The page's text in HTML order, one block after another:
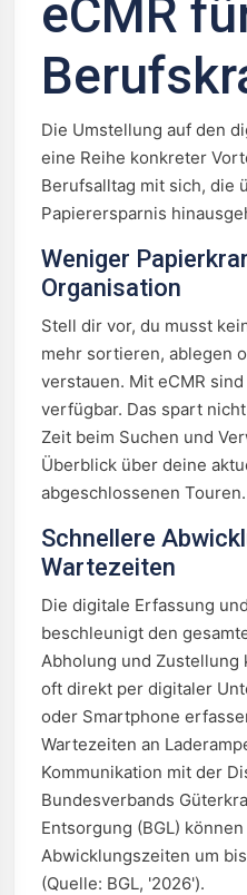
eCMR
Die Umstellung auf den
eine Reihe konkreter
Berufsalltag mit sich, die
Papierersparnis
Weniger
Organisation
Stell dir vor, du musst
mehr sortieren, ablegen
verstauen. Mit eCMR
verfügbar. Das spart
Zeit beim Suchen und
Überblick über deine
abgeschlossenen Touren.
Schnellere
Wartezeiten
Die digitale Erfassung
beschleunigt den
Abholung und Zustellung
oft direkt per digitaler
oder Smartphone
Wartezeiten an
Kommunikation mit der
Bundesverbands
Entsorgung (BGL)
Abwicklungszeiten um
(Quelle: BGL, '2026').